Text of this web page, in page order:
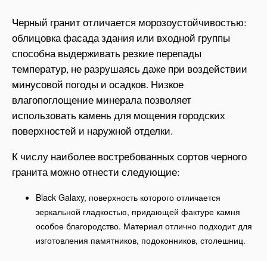
Черный гранит отличается морозоустойчивостью:
облицовка фасада здания или входной группы
способна выдерживать резкие перепады
температур, не разрушаясь даже при воздействии
минусовой погоды и осадков. Низкое
влагопоглощение минерала позволяет
использовать камень для мощения городских
поверхностей и наружной отделки.
К числу наиболее востребованных сортов черного
гранита можно отнести следующие:
Black Galaxy, поверхность которого отличается
зеркальной гладкостью, придающей фактуре камня
особое благородство. Материал отлично подходит для
изготовления памятников, подоконников, столешниц.